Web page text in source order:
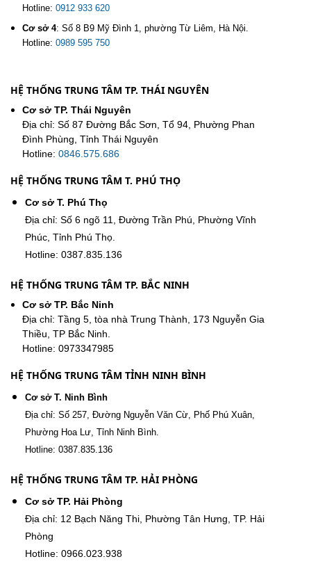
Hotline: 0912 933 620
Cơ sở 4: Số 8 B9 Mỹ Đình 1, phường Từ Liêm, Hà Nội.
Hotline: 0989 595 750
HỆ THỐNG TRUNG TÂM TP. THÁI NGUYÊN
Cơ sở TP. Thái Nguyên
Địa chỉ: Số 87 Đường Bắc Sơn, Tổ 94, Phường Phan
Đình Phùng, Tỉnh Thái Nguyên
Hotline: 0846.575.686
HỆ THỐNG TRUNG TÂM T. PHÚ THỌ
Cơ sở T. Phú Thọ
Địa chỉ: Số 6 ngõ 11, Đường Trần Phú, Phường Vĩnh
Phúc, Tỉnh Phú Thọ.
Hotline: 0387.835.136
HỆ THỐNG TRUNG TÂM TP. BẮC NINH
Cơ sở TP. Bắc Ninh
Địa chỉ: Tầng 5, tòa nhà Trung Thành, 173 Nguyễn Gia
Thiều, TP Bắc Ninh.
Hotline: 0973347985
HỆ THỐNG TRUNG TÂM TỈNH NINH BÌNH
Cơ sở T. Ninh Bình
Địa chỉ: Số 257, Đường Nguyễn Văn Cừ, Phố Phú Xuân,
Phường Hoa Lư, Tỉnh Ninh Bình.
Hotline: 0387.835.136
HỆ THỐNG TRUNG TÂM TP. HẢI PHÒNG
Cơ sở TP. Hải Phòng
Địa chỉ: 12 Bạch Năng Thi, Phường Tân Hưng, TP. Hải
Phòng
Hotline: 0966.023.938